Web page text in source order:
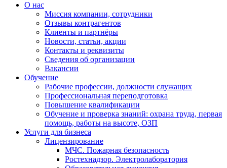
О нас
Миссия компании, сотрудники
Отзывы контрагентов
Клиенты и партнёры
Новости, статьи, акции
Контакты и реквизиты
Сведения об организации
Вакансии
Обучение
Рабочие профессии, должности служащих
Профессиональная переподготовка
Повышение квалификации
Обучение и проверка знаний: охрана труда, первая
помощь, работы на высоте, ОЗП
Услуги для бизнеса
Лицензирование
МЧС. Пожарная безопасность
Ростехнадзор. Электролаборатория